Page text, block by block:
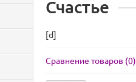
Счастье
[d]
Сравнение товаров (0)